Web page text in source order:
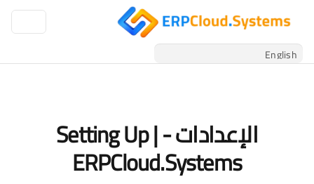
الإعدادات - Setting Up |
ERPCloud.Systems